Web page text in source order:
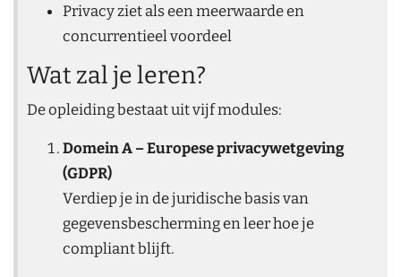
Privacy ziet als een meerwaarde en
concurrentieel voordeel
Wat zal je leren?
De opleiding bestaat uit vijf modules:
Domein A – Europese privacywetgeving
(GDPR)
Verdiep je in de juridische basis van
gegevensbescherming en leer hoe je
compliant blijft.